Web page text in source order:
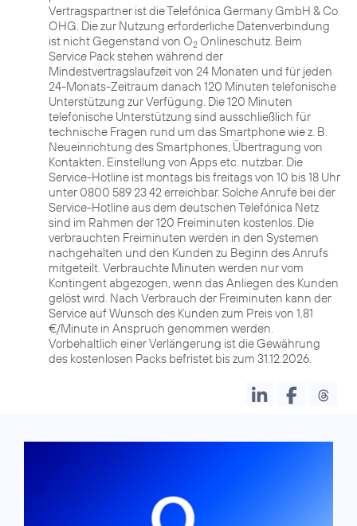
Vertragspartner ist die Telefónica Germany GmbH & Co.
OHG. Die zur Nutzung erforderliche Datenverbindung
ist nicht Gegenstand von O2 Onlineschutz. Beim
Service Pack stehen während der
Mindestvertragslaufzeit von 24 Monaten und für jeden
24-Monats-Zeitraum danach 120 Minuten telefonische
Unterstützung zur Verfügung. Die 120 Minuten
telefonische Unterstützung sind ausschließlich für
technische Fragen rund um das Smartphone wie z. B.
Neueinrichtung des Smartphones, Übertragung von
Kontakten, Einstellung von Apps etc. nutzbar. Die
Service-Hotline ist montags bis freitags von 10 bis 18 Uhr
unter 0800 589 23 42 erreichbar. Solche Anrufe bei der
Service-Hotline aus dem deutschen Telefónica Netz
sind im Rahmen der 120 Freiminuten kostenlos. Die
verbrauchten Freiminuten werden in den Systemen
nachgehalten und den Kunden zu Beginn des Anrufs
mitgeteilt. Verbrauchte Minuten werden nur vom
Kontingent abgezogen, wenn das Anliegen des Kunden
gelöst wird. Nach Verbrauch der Freiminuten kann der
Service auf Wunsch des Kunden zum Preis von 1,81
€/Minute in Anspruch genommen werden.
Vorbehaltlich einer Verlängerung ist die Gewährung
des kostenlosen Packs befristet bis zum 31.12.2026.